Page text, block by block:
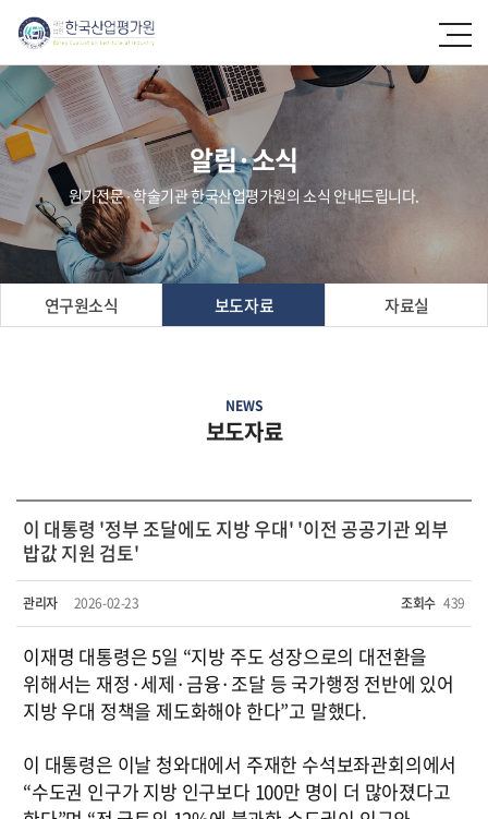
알림·소식
원가전문 ∙ 학술기관 한국산업평가원의 소식 안내드립니다.
연구원소식 보도자료 자료실
NEWS
보도자료
이 대통령 '정부 조달에도 지방 우대' '이전 공공기관 외부
밥값 지원 검토'
관리자 2026-02-23 조회수 439
이재명 대통령은 5일 “지방 주도 성장으로의 대전환을
위해서는 재정·세제·금융·조달 등 국가행정 전반에 있어
지방 우대 정책을 제도화해야 한다”고 말했다.
이 대통령은 이날 청와대에서 주재한 수석보좌관회의에서
“수도권 인구가 지방 인구보다 100만 명이 더 많아졌다고